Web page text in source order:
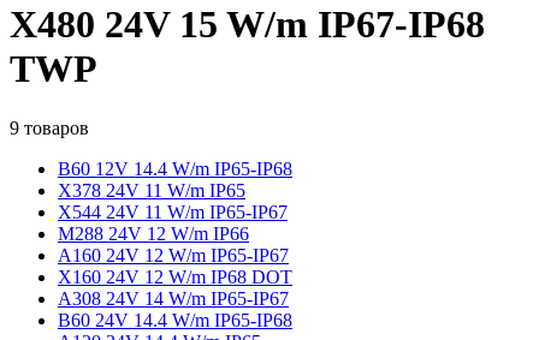
X480 24V 15 W/m IP67-IP68
TWP
9 товаров
B60 12V 14.4 W/m IP65-IP68
X378 24V 11 W/m IP65
X544 24V 11 W/m IP65-IP67
M288 24V 12 W/m IP66
A160 24V 12 W/m IP65-IP67
X160 24V 12 W/m IP68 DOT
A308 24V 14 W/m IP65-IP67
B60 24V 14.4 W/m IP65-IP68